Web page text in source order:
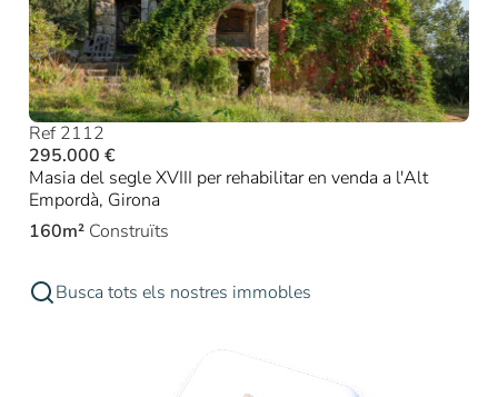
Ref 2112
295.000 €
Masia del segle XVIII per rehabilitar en venda a l'Alt
Empordà, Girona
160m² Construïts
Busca tots els nostres immobles